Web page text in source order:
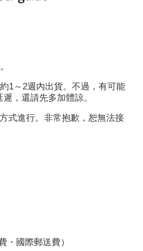
1～2週內出貨。不過，有可能
，還請先多加體諒。
式進行。非常抱歉，恕無法接
・國際郵送費）